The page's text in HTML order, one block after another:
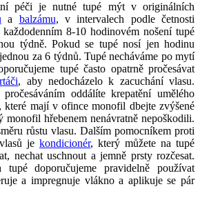
péči je nutné tupé mýt v originálních
a balzámu, v intervalech podle četnosti
8-10 hodinovém nošení tupé
týdně. Pokud se tupé nosí jen hodinu
za 6 týdnů. Tupé necháváme po mytí
tupé často opatrně pročesávat
, aby nedocházelo k zacuchání vlasu.
oddálíte krepatění umělého
které mají v ofince monofil dbejte zvýšené
monofil hřebenem nenávratně nepoškodili.
růstu vlasu. Dalším pomocníkem proti
je kondicionér, který můžete na tupé
nechat uschnout a jemně prsty rozčesat.
doporučujeme pravidelně používat
a impregnuje vlákno a aplikuje se pár